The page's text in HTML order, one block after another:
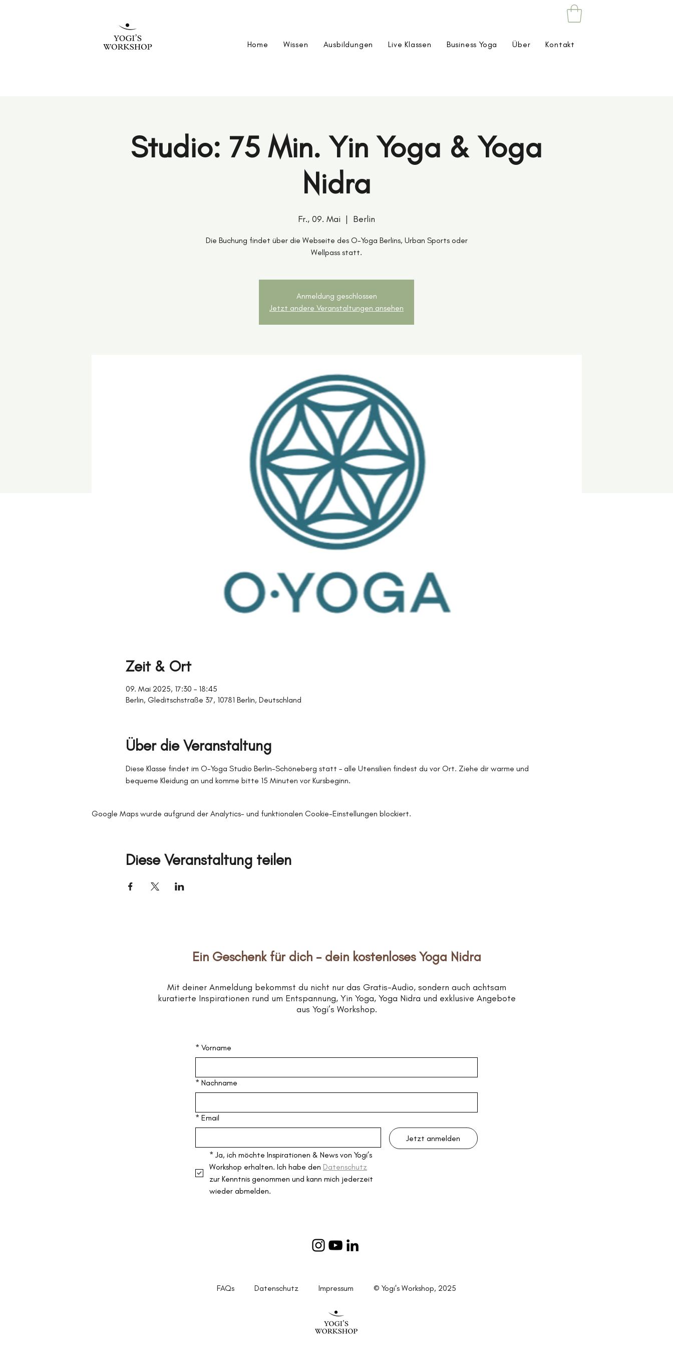
Home Wissen Ausbildungen Live Klassen Business Yoga Über Kontakt
Studio: 75 Min. Yin Yoga & Yoga
Nidra
Fr., 09. Mai
  |
Berlin
Die Buchung findet über die Webseite des O-Yoga Berlins, Urban Sports oder
Wellpass statt.
Anmeldung geschlossen
Jetzt andere Veranstaltungen ansehen
Zeit & Ort
09. Mai 2025, 17:30 – 18:45
Berlin, Gleditschstraße 37, 10781 Berlin, Deutschland
Über die Veranstaltung
Diese Klasse findet im O-Yoga Studio Berlin-Schöneberg statt – alle Utensilien findest du vor Ort. Ziehe dir warme und
bequeme Kleidung an und komme bitte 15 Minuten vor Kursbeginn.
Google Maps wurde aufgrund der Analytics- und funktionalen Cookie-Einstellungen blockiert.
Diese Veranstaltung teilen
Ein Geschenk für dich – dein kostenloses Yoga Nidra
Mit deiner Anmeldung bekommst du nicht nur das Gratis-Audio, sondern auch achtsam
kuratierte Inspirationen rund um Entspannung, Yin Yoga, Yoga Nidra und exklusive Angebote
aus Yogi’s Workshop.
* Vorname
* Nachname
* Email
Jetzt anmelden
* Ja, ich möchte Inspirationen & News von Yogi’s
Workshop erhalten. Ich habe den Datenschutz
zur Kenntnis genommen und kann mich jederzeit
wieder abmelden.
FAQs Datenschutz Impressum © Yogi's Workshop, 2025